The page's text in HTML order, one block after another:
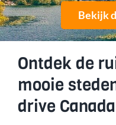
Bekijk
Ontdek de
mooie
drive Canada